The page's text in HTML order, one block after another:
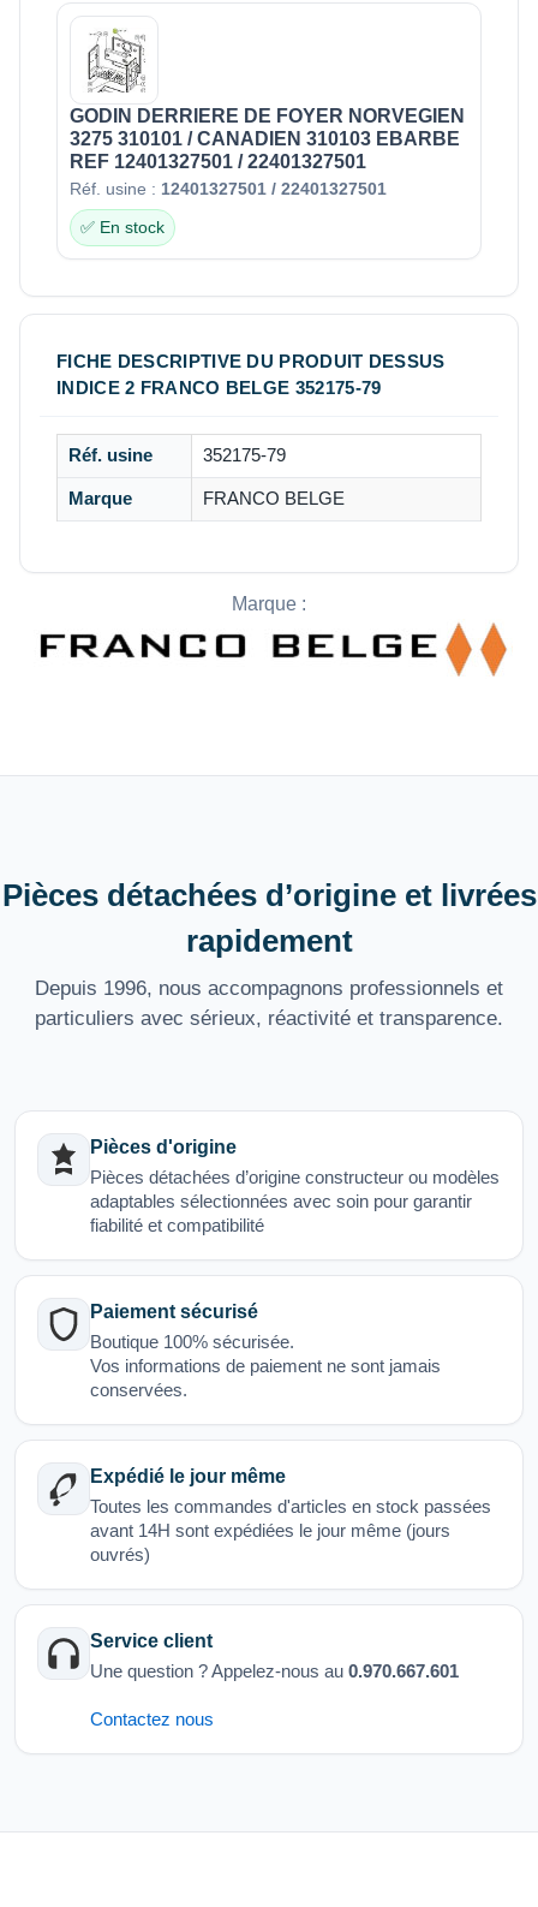
GODIN DERRIERE DE FOYER NORVEGIEN
3275 310101 / CANADIEN 310103 EBARBE
REF 12401327501 / 22401327501
Réf. usine : 12401327501 / 22401327501
✅ En stock
FICHE DESCRIPTIVE DU PRODUIT DESSUS
INDICE 2 FRANCO BELGE 352175-79
Réf. usine 352175-79
Marque FRANCO BELGE
Marque :
Pièces détachées d’origine et livrées
rapidement
Depuis 1996, nous accompagnons professionnels et
particuliers avec sérieux, réactivité et transparence.
Pièces d'origine
Pièces détachées d’origine constructeur ou modèles
adaptables sélectionnées avec soin pour garantir
fiabilité et compatibilité
Paiement sécurisé
Boutique 100% sécurisée.
Vos informations de paiement ne sont jamais
conservées.
Expédié le jour même
Toutes les commandes d'articles en stock passées
avant 14H sont expédiées le jour même (jours
ouvrés)
Service client
Une question ? Appelez-nous au 0.970.667.601
Contactez nous